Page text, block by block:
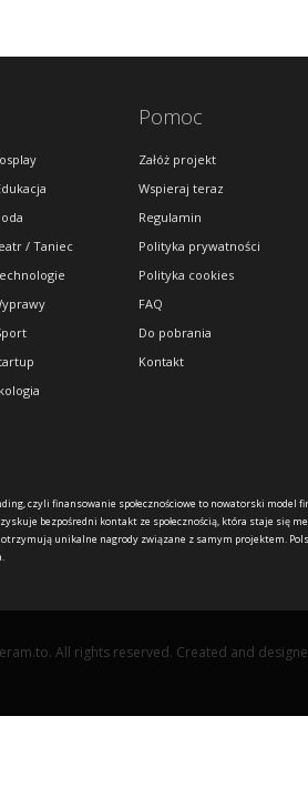
/ Taniec
Pomoc
Załóż projekt
Wspieraj teraz
Regulamin
Polityka prywatności
Polityka cookies
FAQ
Do pobrania
Kontakt
czyli finansowanie społecznościowe to nowatorski model
bezpośredni kontakt ze społecznością, która staje się
unikalne nagrody związane z samym projektem.
All rights reserved. Created and